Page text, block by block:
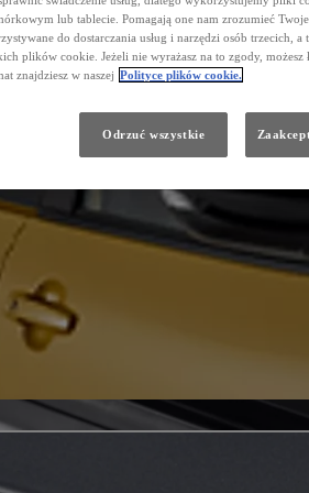
lub tablecie. Pomagają one nam zrozumieć
do dostarczania usług i narzędzi osób trzecich, a
plików cookie. Jeżeli nie wyrażasz na to zgody, możesz
znajdziesz w naszej Polityce plików cookie.
Odrzuć wszystkie